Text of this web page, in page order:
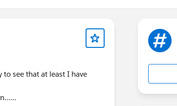
see that at least I have